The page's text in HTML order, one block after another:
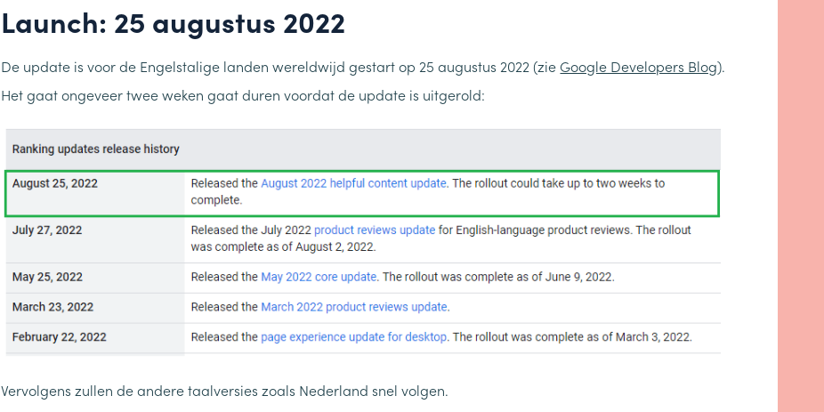
Launch: 25 augustus 2022
De update is voor de Engelstalige landen wereldwijd gestart op 25 augustus 2022 (zie Google Developers Blog).
Het gaat ongeveer twee weken gaat duren voordat de update is uitgerold:
Vervolgens zullen de andere taalversies zoals Nederland snel volgen.